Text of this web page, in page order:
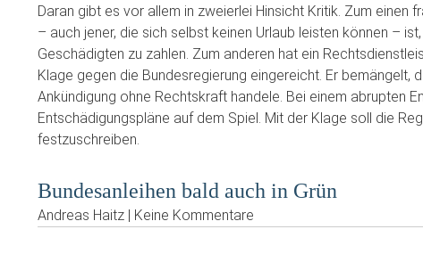
Daran gibt es vor allem in zweierlei Hinsicht Kritik. Zum
– auch jener, die sich selbst keinen Urlaub leisten können –
Geschädigten zu zahlen. Zum anderen hat ein
Klage gegen die Bundesregierung eingereicht. Er bemängelt,
Ankündigung ohne Rechtskraft handele. Bei einem abrupten
Entschädigungspläne auf dem Spiel. Mit der Klage soll die
festzuschreiben.
Bundesanleihen bald auch in Grün
Andreas Haitz | Keine Kommentare